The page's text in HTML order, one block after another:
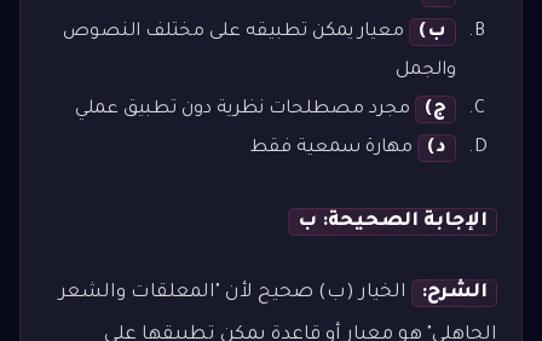
ب)
معيار يمكن تطبيقه على مختلف النصوص
والجمل
ج)
مجرد مصطلحات نظرية دون تطبيق عملي
د)
مهارة سمعية فقط
الإجابة الصحيحة: ب
الشرح: الخيار (ب) صحيح لأن "المعلقات والشعر
الجاهلي" هو معيار أو قاعدة يمكن تطبيقها على